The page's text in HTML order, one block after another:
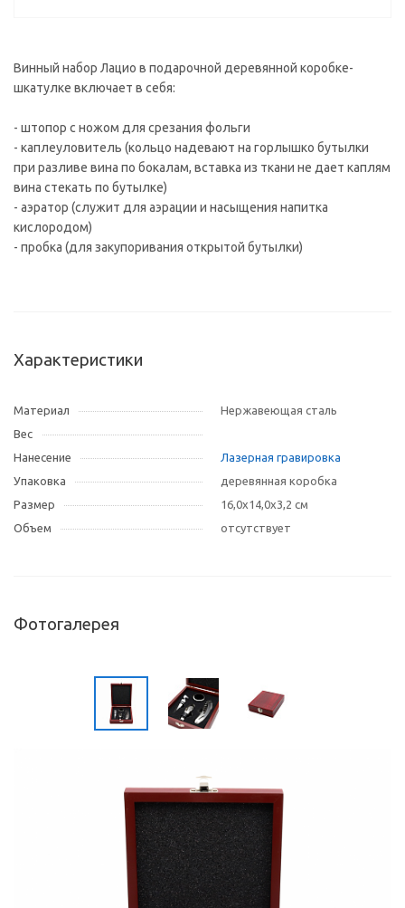
Винный набор Лацио в подарочной деревянной коробке-
шкатулке включает в себя:
- штопор с ножом для срезания фольги
- каплеуловитель (кольцо надевают на горлышко бутылки
при разливе вина по бокалам, вставка из ткани не дает каплям
вина стекать по бутылке)
- аэратор (служит для аэрации и насыщения напитка
кислородом)
Характеристики
Материал
Нержавеющая сталь
Вес
Нанесение
Лазерная гравировка
Упаковка
деревянная коробка
Размер
16,0x14,0x3,2 см
Объем
отсутствует
Фотогалерея